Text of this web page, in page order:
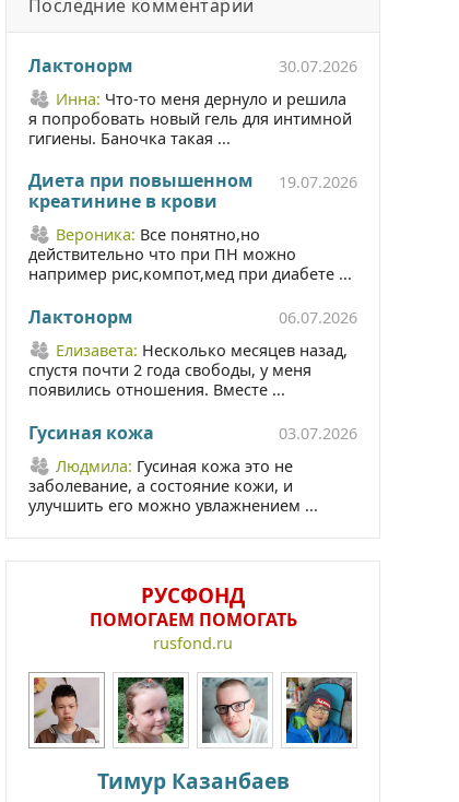
Последние комментарии
Лактонорм
30.07.2026
Инна: Что-то меня дернуло и решила
я попробовать новый гель для интимной
гигиены. Баночка такая ...
Диета при повышенном
креатинине в крови
19.07.2026
Вероника: Все понятно,но
действительно что при ПН можно
например рис,компот,мед при диабете ...
Лактонорм
06.07.2026
Елизавета: Несколько месяцев назад,
спустя почти 2 года свободы, у меня
появились отношения. Вместе ...
Гусиная кожа
03.07.2026
Людмила: Гусиная кожа это не
заболевание, а состояние кожи, и
улучшить его можно увлажнением ...
РУСФОНД
ПОМОГАЕМ ПОМОГАТЬ
rusfond.ru
Тимур Казанбаев